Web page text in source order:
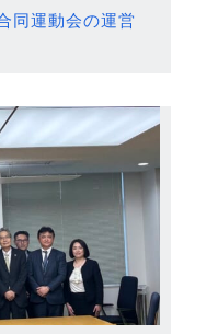
同運動会の運営